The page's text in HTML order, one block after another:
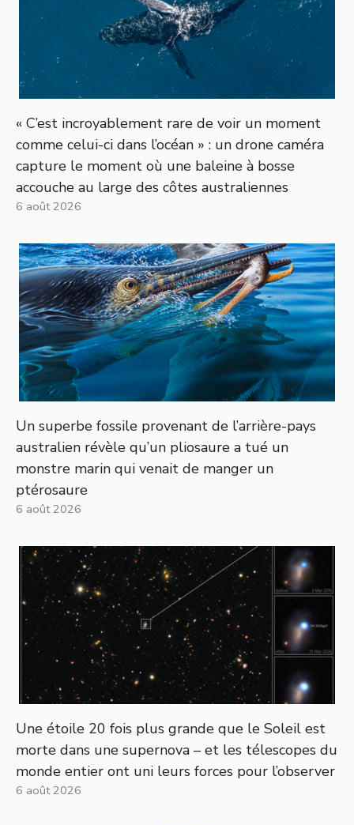
« C’est incroyablement rare de voir un moment
comme celui-ci dans l’océan » : un drone caméra
capture le moment où une baleine à bosse
accouche au large des côtes australiennes
6 août 2026
Un superbe fossile provenant de l’arrière-pays
australien révèle qu’un pliosaure a tué un
monstre marin qui venait de manger un
ptérosaure
6 août 2026
Une étoile 20 fois plus grande que le Soleil est
morte dans une supernova – et les télescopes du
monde entier ont uni leurs forces pour l’observer
6 août 2026